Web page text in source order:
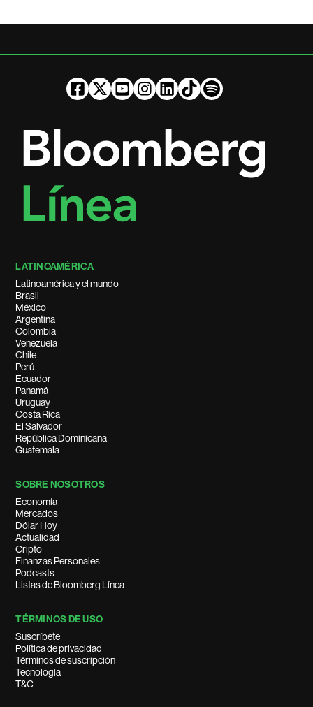
LATINOAMÉRICA
Latinoamérica y el mundo
Brasil
México
Argentina
Colombia
Venezuela
Chile
Perú
Ecuador
Panamá
Uruguay
Costa Rica
El Salvador
República Dominicana
Guatemala
SOBRE NOSOTROS
Economía
Mercados
Dólar Hoy
Actualidad
Cripto
Finanzas Personales
Podcasts
Listas de Bloomberg Línea
TÉRMINOS DE USO
Suscríbete
Política de privacidad
Términos de suscripción
Tecnología
T&C